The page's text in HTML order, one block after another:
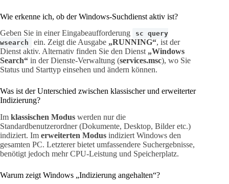
Wie erkenne ich, ob der Windows-Suchdienst aktiv ist?
Geben Sie in einer Eingabeaufforderung
sc query
wsearch
ein. Zeigt die Ausgabe „RUNNING“, ist der
Dienst aktiv. Alternativ finden Sie den Dienst „Windows
Search“ in der Dienste-Verwaltung (services.msc), wo Sie
Status und Starttyp einsehen und ändern können.
Was ist der Unterschied zwischen klassischer und erweiterter
Indizierung?
Im klassischen Modus werden nur die
Standardbenutzerordner (Dokumente, Desktop, Bilder etc.)
indiziert. Im erweiterten Modus indiziert Windows den
gesamten PC. Letzterer bietet umfassendere Suchergebnisse,
benötigt jedoch mehr CPU-Leistung und Speicherplatz.
Warum zeigt Windows „Indizierung angehalten“?